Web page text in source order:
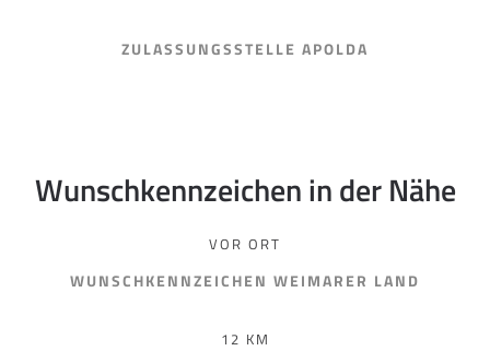
ZULASSUNGSSTELLE APOLDA
Wunschkennzeichen in der Nähe
VOR ORT
WUNSCHKENNZEICHEN WEIMARER LAND
12 KM